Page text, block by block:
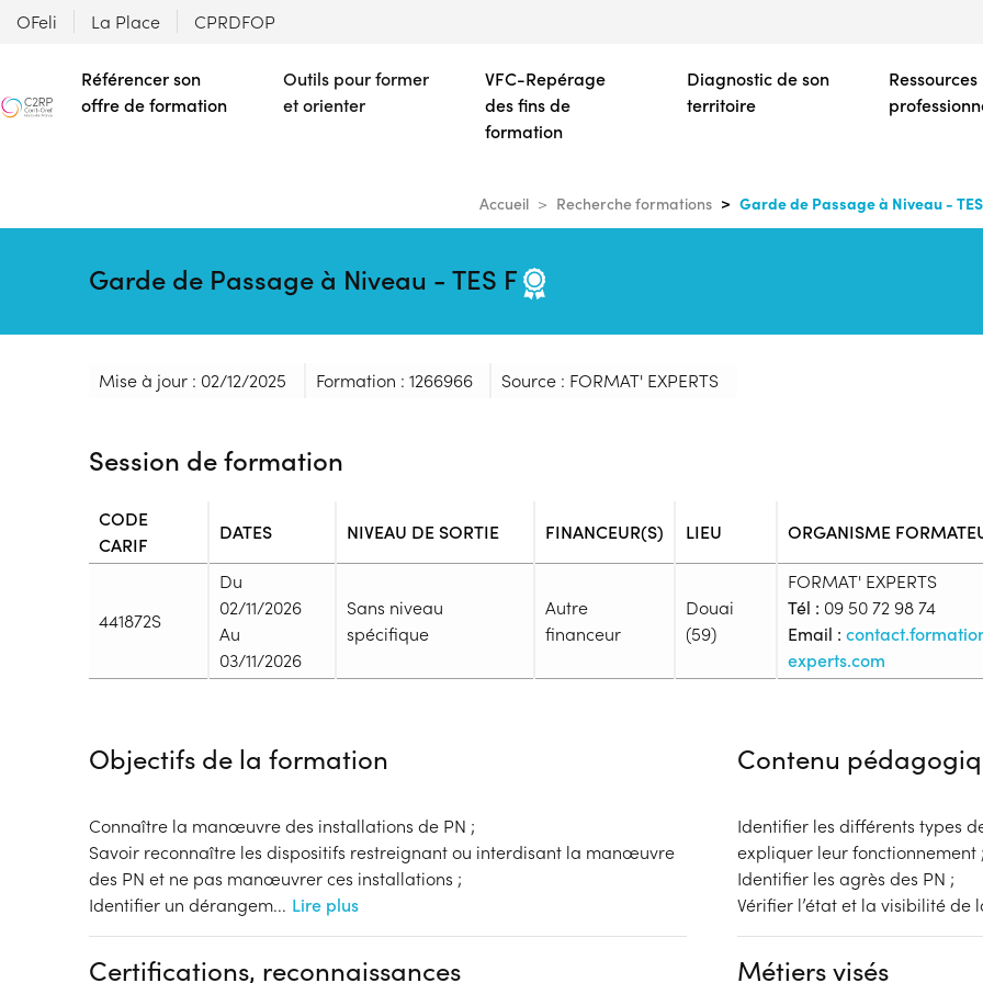
contenu
principal
OFeli La Place CPRDFOP
Référencer son
offre de formation
Outils pour former
et orienter
VFC-Repérage
des fins de
formation
Diagnostic de son
territoire
Ressources
Accueil Recherche formations Garde de Passage à Niveau -
Garde de Passage à Niveau - TES F
Mise à jour : 02/12/2025 Formation : 1266966 Source : FORMAT' EXPERTS
Session de formation
CODE
CARIF
DATES NIVEAU DE SORTIE FINANCEUR(S) LIEU ORGANISME
441872S
Du
02/11/2026
Au
03/11/2026
Sans niveau
spécifique
Autre
financeur
Douai
(59)
FORMAT' EXPERTS
Tél : 09 50 72 98 74
Email :
experts.com
Durée en centre :14h
Rythme :
Temps plein, En continu
Type de parcours :Parcours collectif
Dispositif
Financeur
Financements à déterminer selon la situation du bénéficiaire
Prérequis :
En recherche d'emploi, Tout
Réunions
Aucune information
Complément
Objectifs de la formation
Connaître la manœuvre des installations de PN ;
Savoir reconnaître les dispositifs restreignant ou interdisant la manœuvre
des PN et ne pas manœuvrer ces installations ;
Identifier un dérangem... Lire plus
Contenu
Identifier les différents types
expliquer leur fonctionnement
Identifier les agrès des PN ;
Vérifier l’état et la visibilité de
Certifications, reconnaissances Métiers visés